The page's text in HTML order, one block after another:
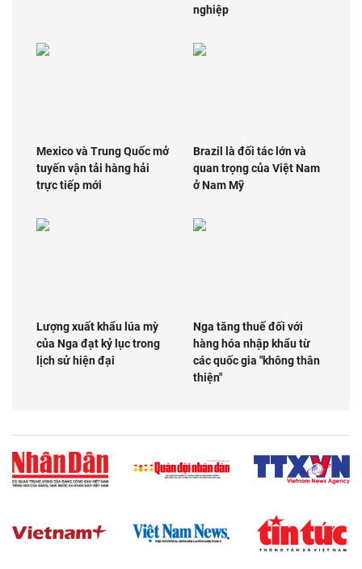
nghiệp
Mexico và Trung Quốc mở
tuyến vận tải hàng hải
trực tiếp mới
Brazil là đối tác lớn và
quan trọng của Việt Nam
ở Nam Mỹ
Lượng xuất khẩu lúa mỳ
của Nga đạt kỷ lục trong
lịch sử hiện đại
Nga tăng thuế đối với
hàng hóa nhập khẩu từ
các quốc gia "không thân
thiện"